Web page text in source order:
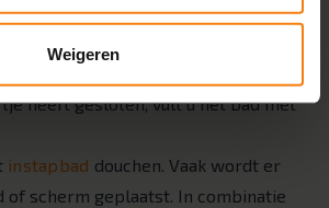
Weigeren
veilige oplossing. Dit type bad
heeft gesloten, vult u het bad met
instapbad douchen. Vaak wordt er
of scherm geplaatst. In combinatie